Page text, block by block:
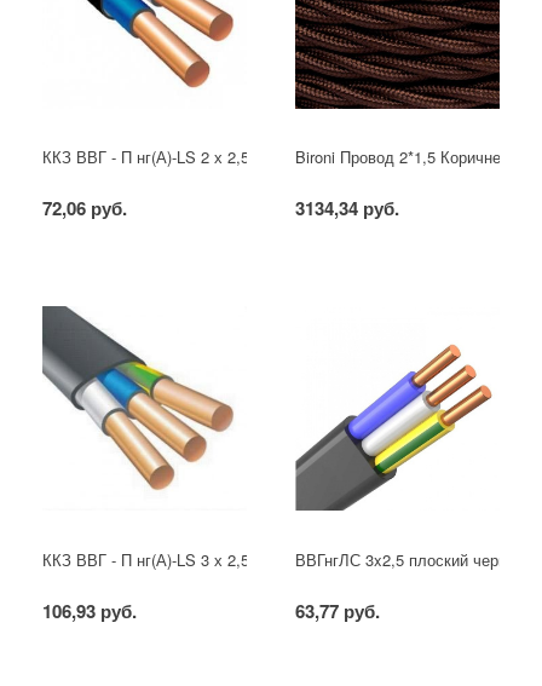
ККЗ ВВГ - П нг(А)-LS 2 х 2,5 ГОСТ
72,06 руб.
Bironi Провод 2*1,5 Коричневый
3134,34 руб.
ККЗ ВВГ - П нг(А)-LS 3 х 2,5 ГОСТ
106,93 руб.
ВВГнгЛС 3x2,5 плоский черный
63,77 руб.